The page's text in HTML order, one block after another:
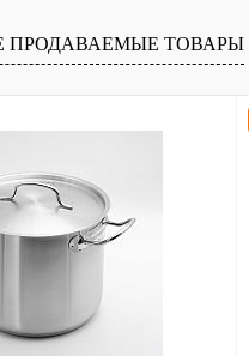
наличии
ПРОДАВАЕМЫЕ ТОВАРЫ